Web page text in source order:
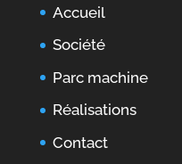
Accueil
Société
Parc machine
Réalisations
Contact